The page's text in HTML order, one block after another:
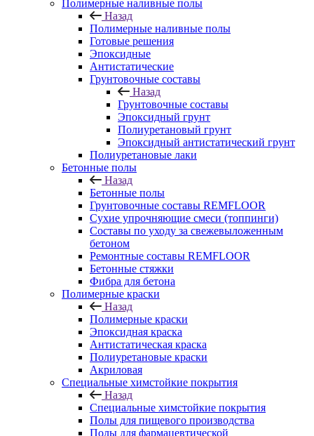
Полимерные наливные полы
Назад
Полимерные наливные полы
Готовые решения
Эпоксидные
Антистатические
Грунтовочные составы
Назад
Грунтовочные составы
Эпоксидный грунт
Полиуретановый грунт
Эпоксидный антистатический грунт
Полиуретановые лаки
Бетонные полы
Назад
Бетонные полы
Грунтовочные составы REMFLOOR
Сухие упрочняющие смеси (топпинги)
Составы по уходу за свежевыложенным
бетоном
Ремонтные составы REMFLOOR
Бетонные стяжки
Фибра для бетона
Полимерные краски
Назад
Полимерные краски
Эпоксидная краска
Антистатическая краска
Полиуретановые краски
Акриловая
Специальные химстойкие покрытия
Назад
Специальные химстойкие покрытия
Полы для пищевого производства
Полы для фармацевтической